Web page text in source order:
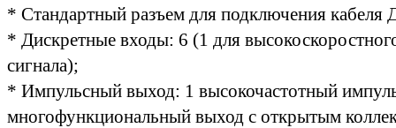
* Стандартный разъем для подключения кабеля
* Дискретные входы: 6 (1 для
сигнала);
* Импульсный выход: 1 высокочастотный
многофункциональный выход с открытым